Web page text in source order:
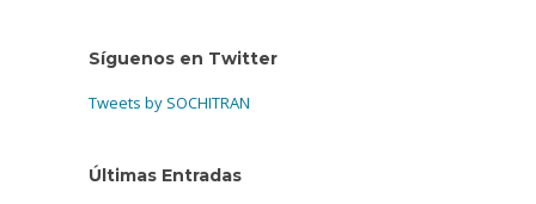
Síguenos en Twitter
Tweets by SOCHITRAN
Últimas Entradas